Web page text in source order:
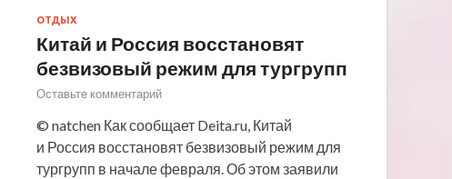
ОТДЫХ
Китай и Россия восстановят
безвизовый режим для тургрупп
Оставьте комментарий
© natchen Как сообщает Deita.ru, Китай
и Россия восстановят безвизовый режим для
тургрупп в начале февраля. Об этом заявили